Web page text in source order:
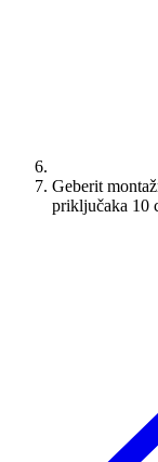
Geberit
priključaka 10